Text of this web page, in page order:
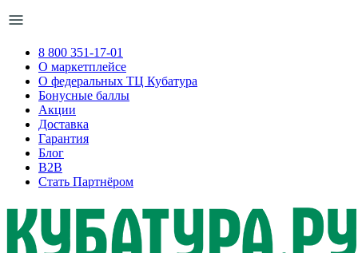
8 800 351-17-01
О маркетплейсе
О федеральных ТЦ Кубатура
Бонусные баллы
Акции
Доставка
Гарантия
Блог
B2B
Стать Партнёром